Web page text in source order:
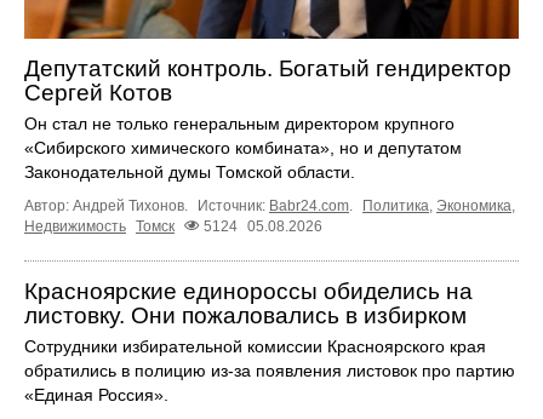
Депутатский контроль. Богатый гендиректор
Сергей Котов
Он стал не только генеральным директором крупного
«Сибирского химического комбината», но и депутатом
Законодательной думы Томской области.
Автор: Андрей Тихонов. Источник: Babr24.com Политика Экономика
Недвижимость Томск 5124 05.08.2026
Красноярские единороссы обиделись на
листовку. Они пожаловались в избирком
Сотрудники избирательной комиссии Красноярского края
обратились в полицию из-за появления листовок про партию
«Единая Россия».